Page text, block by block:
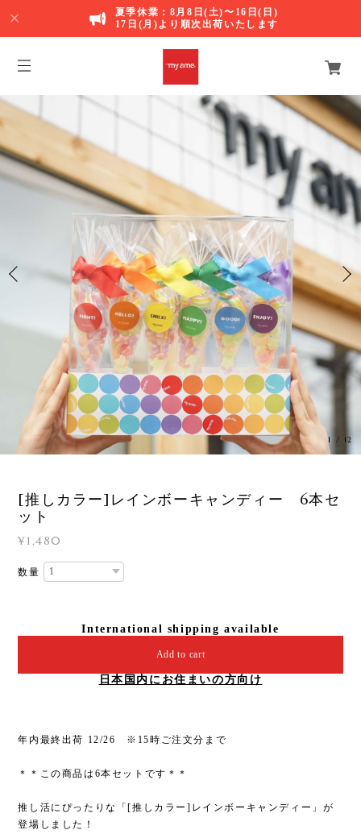
夏季休業：8月8日(土)〜16日(日)
17日(月)より順次出荷いたします
1 / 12
[推しカラー]レインボーキャンディー 6本セ
ット
¥1,480
数量
International shipping available
Add to cart
日本国内にお住まいの方向け
年内最終出荷 12/26 ※15時ご注文分まで
＊＊この商品は6本セットです＊＊
推し活にぴったりな「[推しカラー]レインボーキャンディー」が
登場しました！